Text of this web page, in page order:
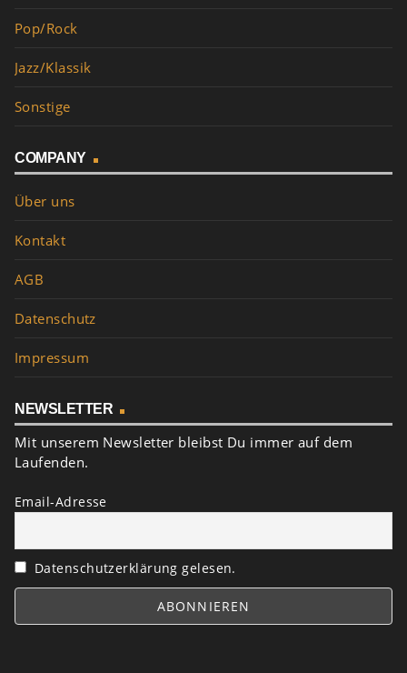
Pop/Rock
Jazz/Klassik
Sonstige
COMPANY
Über uns
Kontakt
AGB
Datenschutz
Impressum
NEWSLETTER
Mit unserem Newsletter bleibst Du immer auf dem
Laufenden.
Email-Adresse
Datenschutzerklärung gelesen.